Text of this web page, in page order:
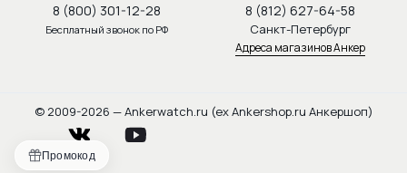
Промокод
8 (800) 301-12-28
Бесплатный звонок по РФ
8 (812) 627-64-58
Санкт-Петербург
Адреса магазинов Анкер
© 2009-2026 — Ankerwatch.ru (ex Ankershop.ru Анкершоп)
vkontakte youtube